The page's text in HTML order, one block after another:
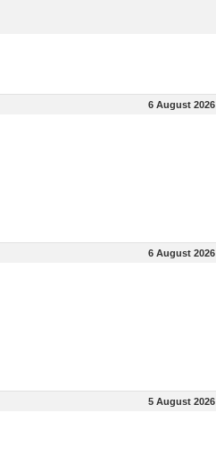
6 August 2026
6 August 2026
5 August 2026